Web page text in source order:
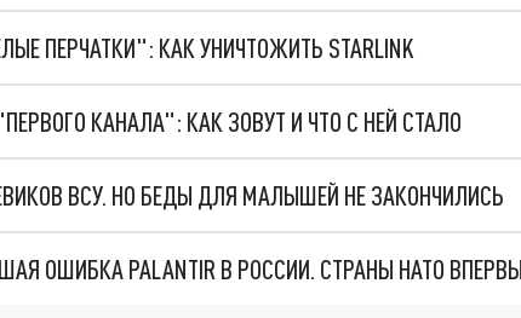
ПЕРЧАТКИ": КАК УНИЧТОЖИТЬ STARLINK
КАНАЛА": КАК ЗОВУТ И ЧТО С НЕЙ СТАЛО
ВСУ. НО БЕДЫ ДЛЯ МАЛЫШЕЙ НЕ ЗАКОНЧИЛИСЬ